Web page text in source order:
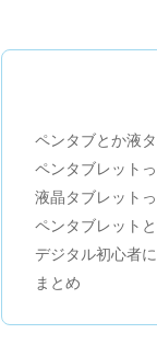
ペンタブとか液
ペンタブレット
液晶タブレット
ペンタブレット
デジタル初心者
まとめ